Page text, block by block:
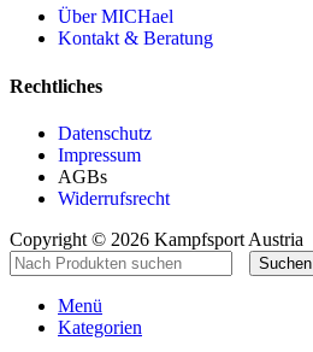
Über MICHael
Kontakt & Beratung
Rechtliches
Datenschutz
Impressum
AGBs
Widerrufsrecht
Copyright © 2026 Kampfsport Austria
Suchen
Menü
Kategorien